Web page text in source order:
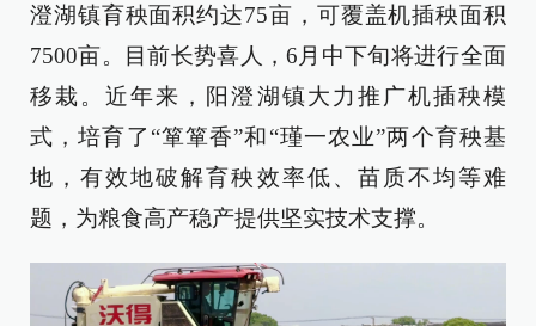
澄湖镇育秧面积约达75亩，可覆盖机插秧面积
7500亩。目前长势喜人，6月中下旬将进行全面
移栽。近年来，阳澄湖镇大力推广机插秧模
式，培育了“箪箪香”和“瑾一农业”两个育秧基
地，有效地破解育秧效率低、苗质不均等难
题，为粮食高产稳产提供坚实技术支撑。